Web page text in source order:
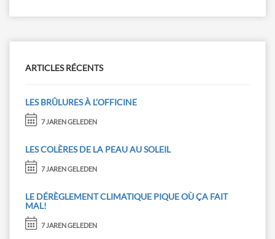
ARTICLES RÉCENTS
LES BRÛLURES À L’OFFICINE
7 JAREN GELEDEN
LES COLÈRES DE LA PEAU AU SOLEIL
7 JAREN GELEDEN
LE DÉRÈGLEMENT CLIMATIQUE PIQUE OÙ ÇA FAIT
MAL!
7 JAREN GELEDEN